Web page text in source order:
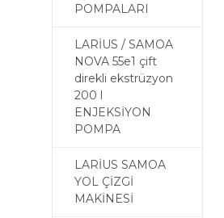
POMPALARI
LARİUS / SAMOA
NOVA 55e1 çift
direkli ekstrüzyon
200 l
ENJEKSİYON
POMPA
LARİUS SAMOA
YOL ÇİZGİ
MAKİNESİ